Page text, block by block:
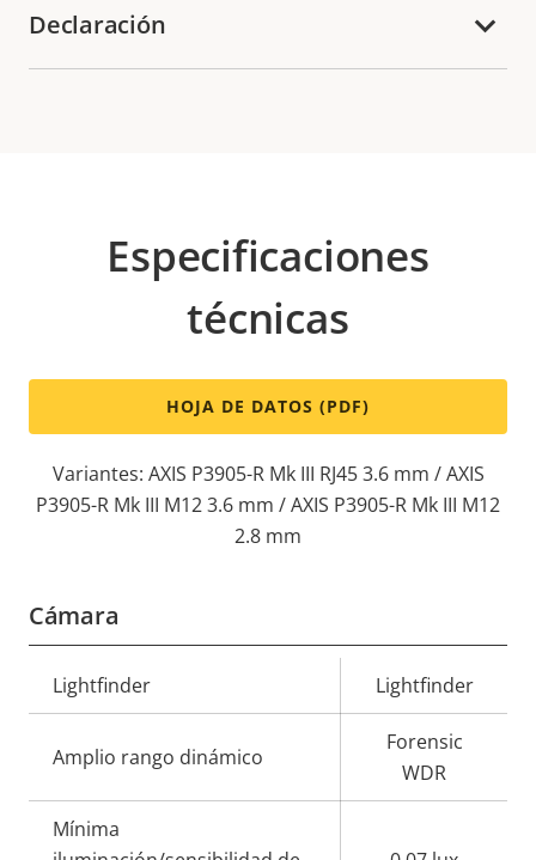
Declaración
Especificaciones
técnicas
HOJA DE DATOS (PDF)
Variantes: AXIS P3905-R Mk III RJ45 3.6 mm / AXIS
P3905-R Mk III M12 3.6 mm / AXIS P3905-R Mk III M12
2.8 mm
Cámara
Descripción
de
propiedad
la
propiedad
Lightfinder Lightfinder
Amplio rango dinámico
Forensic
WDR
Mínima